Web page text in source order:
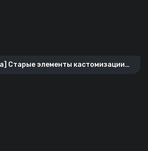
Старые элементы кастомизации